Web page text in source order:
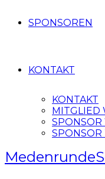
SPONSOREN
KONTAKT
KONTAKT
MITGLIED
SPONSOR
Medenrunde